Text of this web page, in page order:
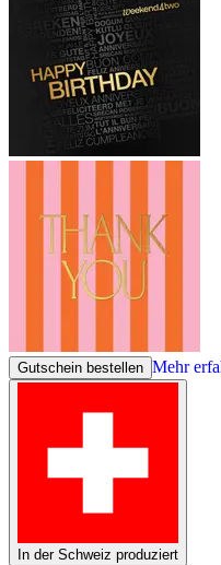
Gutschein bestellen Mehr
In der Schweiz produziert